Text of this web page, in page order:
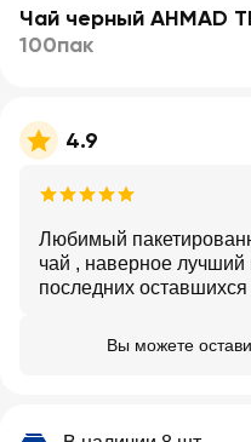
Чай черный AHMAD
100пак
4.9
Любимый
чай , наверное лучший
последних оставшихся
Вы можете